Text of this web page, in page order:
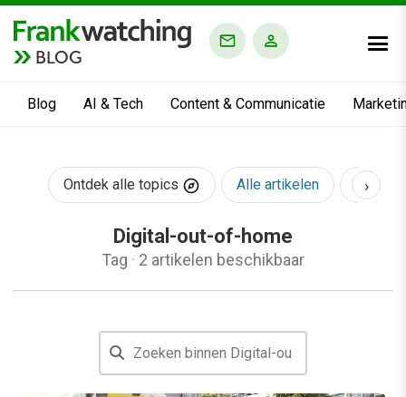
BLOG
Blog AI & Tech Content & Communicatie
Ontdek alle topics Alle artikelen AI &
›
Digital-out-of-home
Tag · 2 artikelen beschikbaar